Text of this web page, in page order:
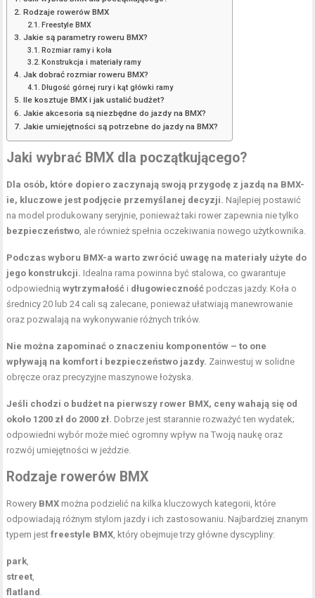
Rodzaje rowerów BMX
Freestyle BMX
Jakie są parametry roweru BMX?
Rozmiar ramy i koła
Konstrukcja i materiały ramy
Jak dobrać rozmiar roweru BMX?
Długość górnej rury i kąt główki ramy
Ile kosztuje BMX i jak ustalić budżet?
Jakie akcesoria są niezbędne do jazdy na BMX?
Jakie umiejętności są potrzebne do jazdy na BMX?
Jaki wybrać BMX dla początkującego?
Dla osób, które dopiero zaczynają swoją przygodę z jazdą na BMX-
ie, kluczowe jest podjęcie przemyślanej decyzji. Najlepiej postawić
na model produkowany seryjnie, ponieważ taki rower zapewnia nie tylko
bezpieczeństwo , ale również spełnia oczekiwania nowego użytkownika.
Podczas wyboru BMX-a warto zwrócić uwagę na materiały użyte do
jego konstrukcji. Idealna rama powinna być stalowa, co gwarantuje
odpowiedniąwytrzymałość i długowieczność podczas jazdy. Koła o
średnicy 20 lub 24 cali są zalecane, ponieważ ułatwiają manewrowanie
oraz pozwalają na wykonywanie różnych trików.
Nie można zapominać o znaczeniu komponentów – to one
wpływają na komfort i bezpieczeństwo jazdy. Zainwestuj w solidne
obręcze oraz precyzyjne maszynowe łożyska.
Jeśli chodzi o budżet na pierwszy rower BMX, ceny wahają się od
około 1200 zł do 2000 zł. Dobrze jest starannie rozważyć ten wydatek;
odpowiedni wybór może mieć ogromny wpływ na Twoją naukę oraz
rozwój umiejętności w jeździe.
Rodzaje rowerów BMX
Rowery BMX można podzielić na kilka kluczowych kategorii, które
odpowiadają różnym stylom jazdy i ich zastosowaniu. Najbardziej znanym
typem jestfreestyle BMX , który obejmuje trzy główne dyscypliny:
park
street
flatland